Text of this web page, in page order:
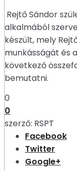
Rejtő Sándor
alkalmából
készült, mely
munkásságát és
következő
bemutatni.
0
0
szerző: RSPT
Facebook
Twitter
Google+